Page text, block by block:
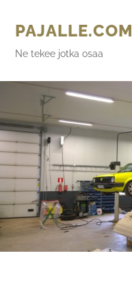
PAJALLE.COM
Ne tekee jotka osaa